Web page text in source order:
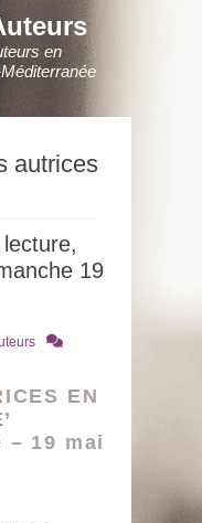
en
autrices
19
EN
– 19 mai